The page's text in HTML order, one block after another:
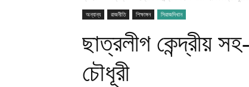
অন্যান্য
রাজনীতি শিক্ষাঙ্গন সিরাজদিখান
ছাত্রলীগ কেন্দ্রীয়
চৌধূরী